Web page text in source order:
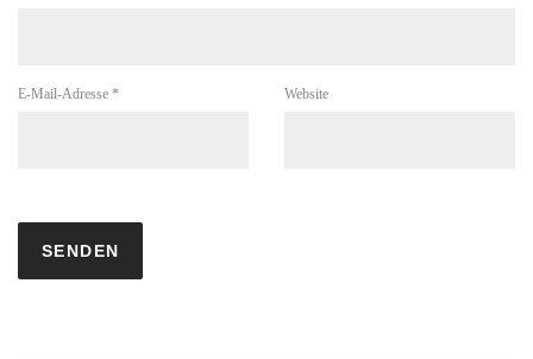
E-Mail-Adresse * Website